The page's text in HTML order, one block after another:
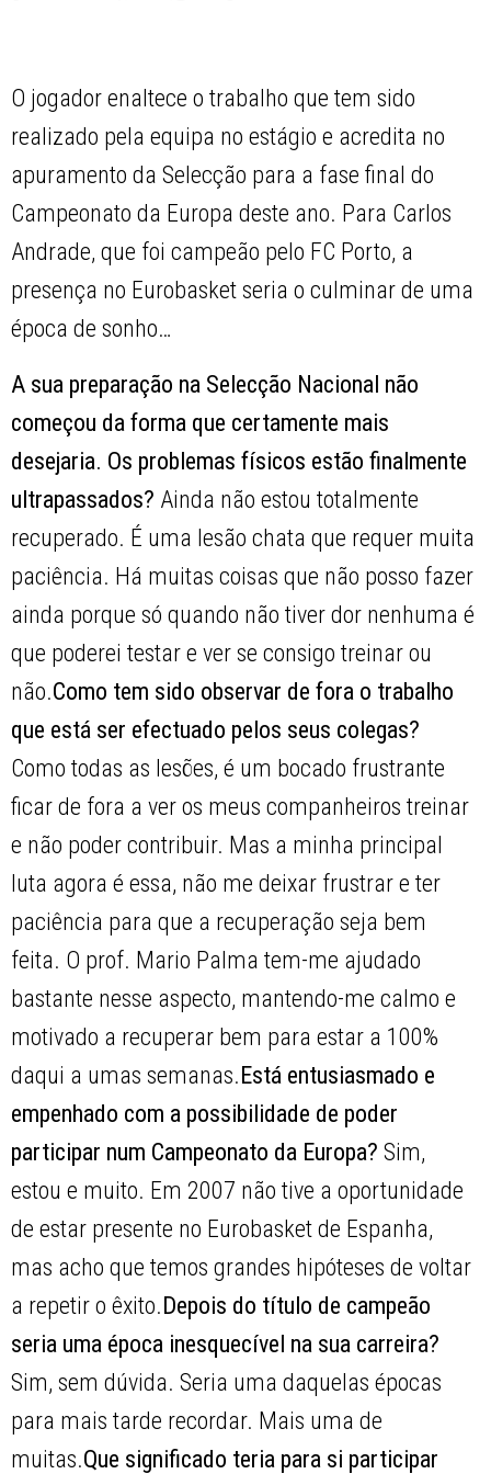
O jogador enaltece o trabalho que tem sido
realizado pela equipa no estágio e acredita no
apuramento da Selecção para a fase final do
Campeonato da Europa deste ano. Para Carlos
Andrade, que foi campeão pelo FC Porto, a
presença no Eurobasket seria o culminar de uma
época de sonho…
A sua preparação na Selecção Nacional não
começou da forma que certamente mais
desejaria. Os problemas físicos estão finalmente
ultrapassados? Ainda não estou totalmente
recuperado. É uma lesão chata que requer muita
paciência. Há muitas coisas que não posso fazer
ainda porque só quando não tiver dor nenhuma é
que poderei testar e ver se consigo treinar ou
não.Como tem sido observar de fora o trabalho
que está ser efectuado pelos seus colegas?
Como todas as lesões, é um bocado frustrante
ficar de fora a ver os meus companheiros treinar
e não poder contribuir. Mas a minha principal
luta agora é essa, não me deixar frustrar e ter
paciência para que a recuperação seja bem
feita. O prof. Mario Palma tem-me ajudado
bastante nesse aspecto, mantendo-me calmo e
motivado a recuperar bem para estar a 100%
daqui a umas semanas. Está entusiasmado e
empenhado com a possibilidade de poder
participar num Campeonato da Europa?Sim,
estou e muito. Em 2007 não tive a oportunidade
de estar presente no Eurobasket de Espanha,
mas acho que temos grandes hipóteses de voltar
a repetir o êxito. Depois do título de campeão
seria uma época inesquecível na sua carreira?
Sim, sem dúvida. Seria uma daquelas épocas
para mais tarde recordar. Mais uma de
muitas.Que significado teria para si participar